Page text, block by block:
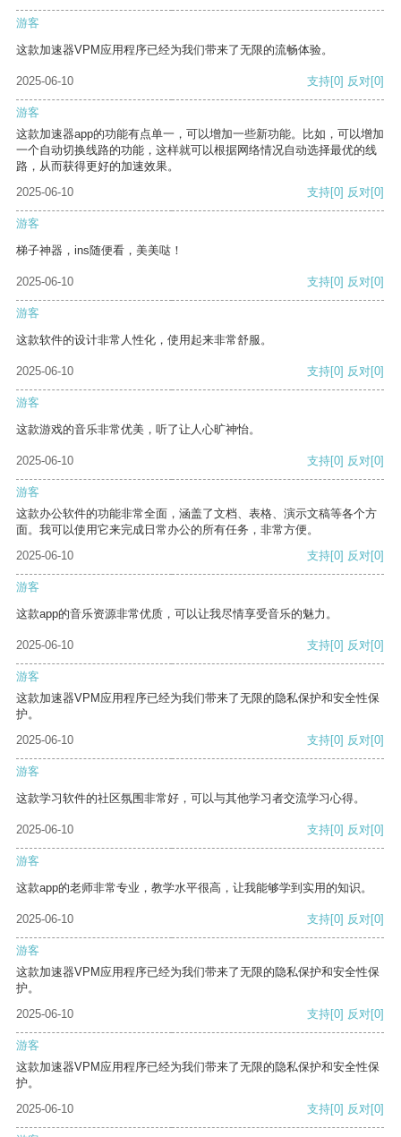
游客
这款加速器VPM应用程序已经为我们带来了无限的流畅体验。
2025-06-10 支持[0] 反对[0]
游客
这款加速器app的功能有点单一，可以增加一些新功能。比如，可以增加
一个自动切换线路的功能，这样就可以根据网络情况自动选择最优的线
路，从而获得更好的加速效果。
2025-06-10
支持[0] 反对[0]
游客
梯子神器，ins随便看，美美哒！
2025-06-10 支持[0] 反对[0]
游客
这款软件的设计非常人性化，使用起来非常舒服。
2025-06-10 支持[0] 反对[0]
游客
这款游戏的音乐非常优美，听了让人心旷神怡。
2025-06-10 支持[0] 反对[0]
游客
这款办公软件的功能非常全面，涵盖了文档、表格、演示文稿等各个方
面。我可以使用它来完成日常办公的所有任务，非常方便。
2025-06-10
支持[0] 反对[0]
游客
这款app的音乐资源非常优质，可以让我尽情享受音乐的魅力。
2025-06-10 支持[0] 反对[0]
游客
这款加速器VPM应用程序已经为我们带来了无限的隐私保护和安全性保
护。
2025-06-10
支持[0] 反对[0]
游客
这款学习软件的社区氛围非常好，可以与其他学习者交流学习心得。
2025-06-10 支持[0] 反对[0]
游客
这款app的老师非常专业，教学水平很高，让我能够学到实用的知识。
2025-06-10 支持[0] 反对[0]
游客
这款加速器VPM应用程序已经为我们带来了无限的隐私保护和安全性保
护。
2025-06-10
支持[0] 反对[0]
游客
这款加速器VPM应用程序已经为我们带来了无限的隐私保护和安全性保
护。
2025-06-10
支持[0] 反对[0]